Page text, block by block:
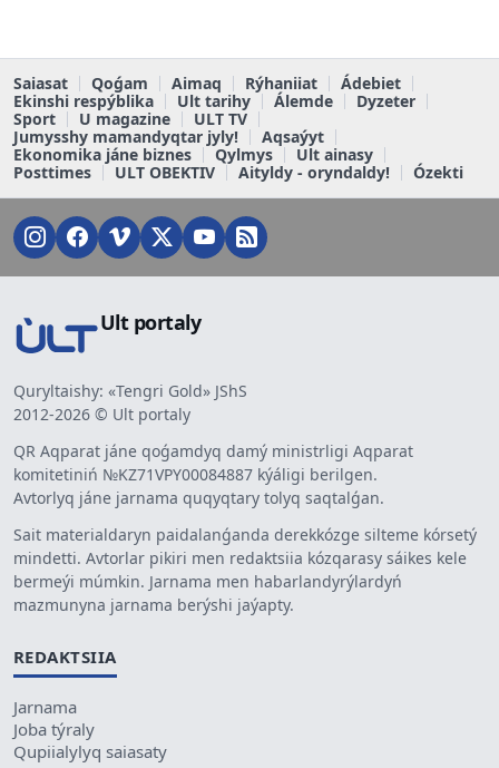
Saiasat Qoǵam Aimaq Rýhaniiat
Ádebiet
Ekinshi respýblika
Ult tarihy Álemde
Dyzeter
Sport
U magazine
ULT TV
Jumysshy mamandyqtar jyly!
Aqsaýyt
Ekonomika jáne biznes
Qylmys
Ult ainasy
Posttimes
ULT OBEKTIV Aityldy - oryndaldy! Ózekti
Ult portaly
Quryltaishy: «Tengri Gold» JShS
2012-2026 © Ult portaly
QR Aqparat jáne qoǵamdyq damý ministrligi Aqparat
komitetiniń №KZ71VPY00084887 kýáligi berilgen.
Avtorlyq jáne jarnama quqyqtary tolyq saqtalǵan.
Sait materialdaryn paidalanǵanda derekkózge silteme kórsetý
mindetti. Avtorlar pikiri men redaktsiia kózqarasy sáikes kele
bermeýi múmkin. Jarnama men habarlandyrýlardyń
mazmunyna jarnama berýshi jaýapty.
REDAKTSIIA
Jarnama
Joba týraly
Qupiialylyq saiasaty